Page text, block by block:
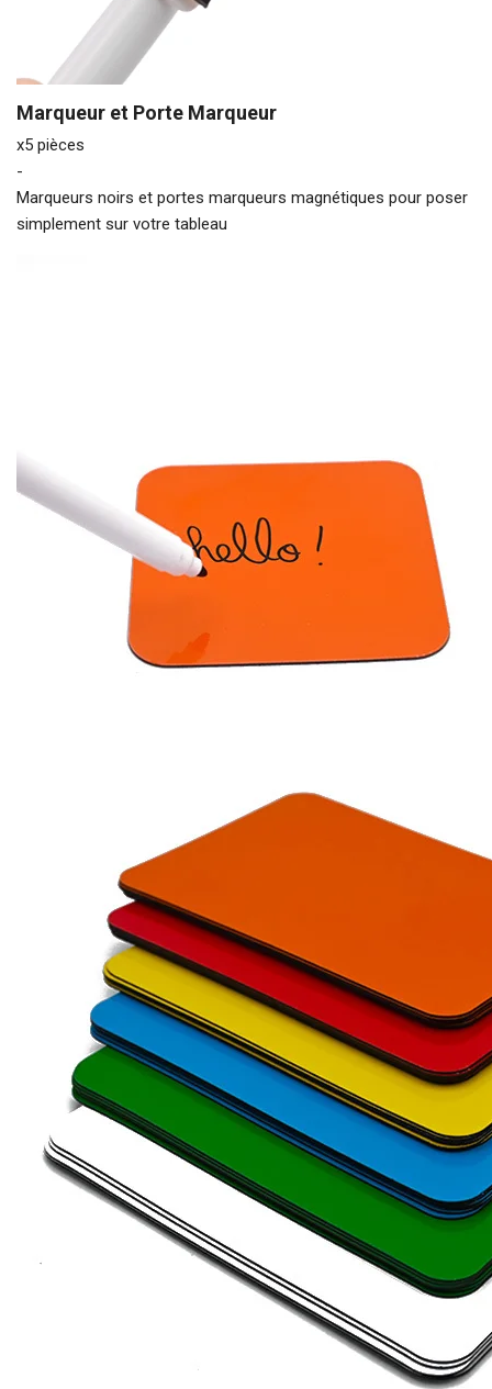
Marqueur et Porte Marqueur
x5 pièces
-
Marqueurs noirs et portes marqueurs magnétiques pour poser
simplement sur votre tableau